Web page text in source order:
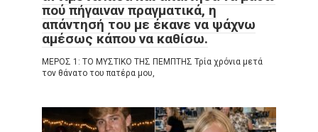
πού πήγαιναν πραγματικά, η
απάντησή του με έκανε να ψάχνω
αμέσως κάπου να καθίσω.
ΜΕΡΟΣ 1: ΤΟ ΜΥΣΤΙΚΟ ΤΗΣ ΠΕΜΠΤΗΣ Τρία χρόνια μετά
τον θάνατο του πατέρα μου,